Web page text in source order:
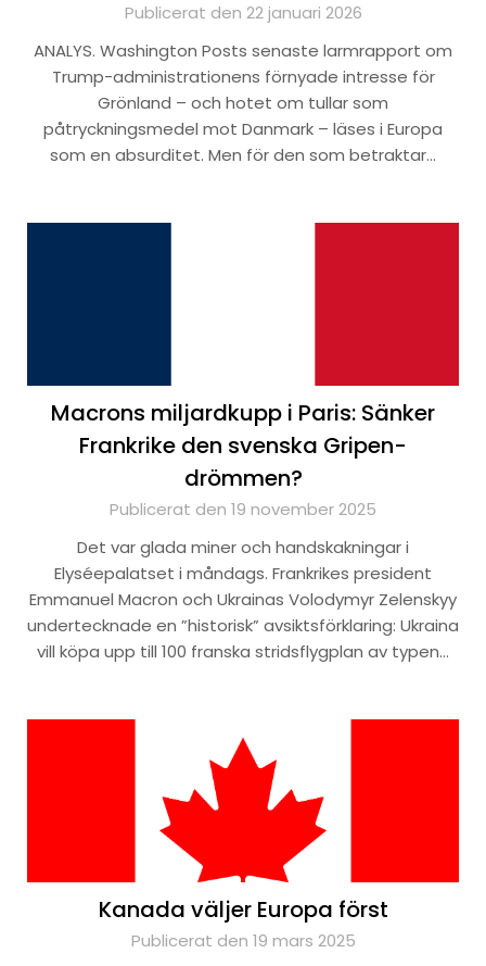
Publicerat den 22 januari 2026
ANALYS. Washington Posts senaste larmrapport om
Trump-administrationens förnyade intresse för
Grönland – och hotet om tullar som
påtryckningsmedel mot Danmark – läses i Europa
som en absurditet. Men för den som betraktar…
Macrons miljardkupp i Paris: Sänker
Frankrike den svenska Gripen-
drömmen?
Publicerat den 19 november 2025
Det var glada miner och handskakningar i
Elyséepalatset i måndags. Frankrikes president
Emmanuel Macron och Ukrainas Volodymyr Zelenskyy
undertecknade en ”historisk” avsiktsförklaring: Ukraina
vill köpa upp till 100 franska stridsflygplan av typen…
Kanada väljer Europa först
Publicerat den 19 mars 2025